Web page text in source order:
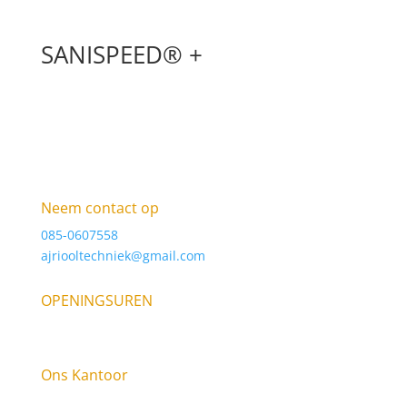
SANISPEED® +
Neem contact op
085-0607558
ajriooltechniek@gmail.com
OPENINGSUREN
Ons Kantoor